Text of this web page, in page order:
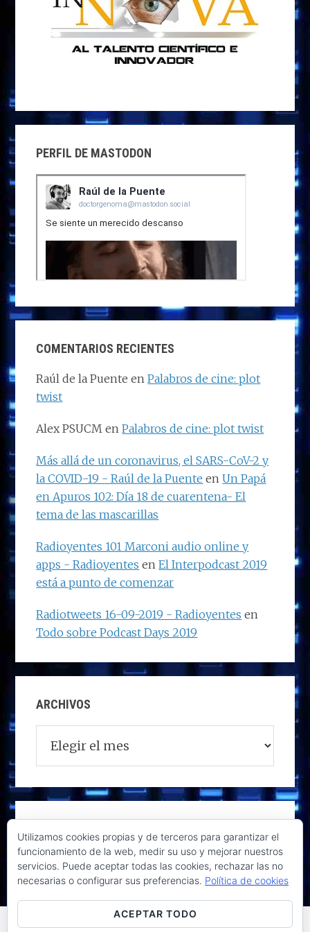
PERFIL DE MASTODON
COMENTARIOS RECIENTES
Raúl de la Puente enPalabros de cine: plot
twist
Alex PSUCM enPalabros de cine: plot twist
Más allá de un coronavirus, el SARS-CoV-2 y
la COVID-19 - Raúl de la Puente enUn Papá
en Apuros 102: Día 18 de cuarentena- El
tema de las mascarillas
Radioyentes 101 Marconi audio online y
apps - Radioyentes enEl Interpodcast 2019
está a punto de comenzar
Radiotweets 16-09-2019 - Radioyentes en
Todo sobre Podcast Days 2019
ARCHIVOS
Utilizamos cookies propias y de terceros para garantizar el
funcionamiento de la web, medir su uso y mejorar nuestros
servicios. Puede aceptar todas las cookies, rechazar las no
necesarias o configurar sus preferencias. Política de cookies
ACEPTAR TODO